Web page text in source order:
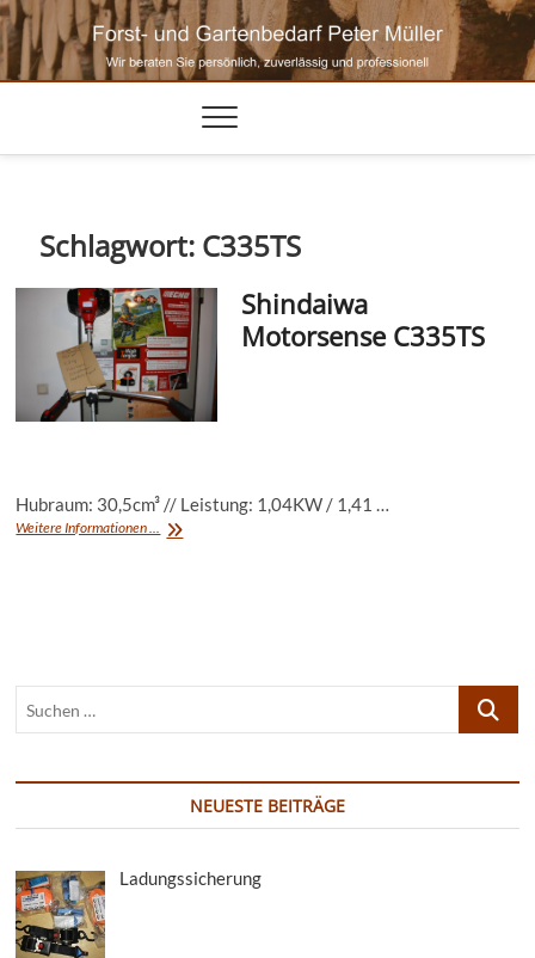
Skip
to
content
Schlagwort: C335TS
Shindaiwa
Motorsense C335TS
Hubraum: 30,5cm³ // Leistung: 1,04KW / 1,41 …
Weitere Informationen ... Shindaiwa
Suchen
NEUESTE BEITRÄGE
Ladungssicherung